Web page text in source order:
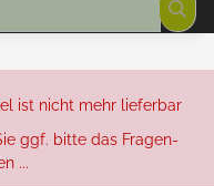
ist nicht mehr lieferbar
ggf. bitte das Fragen-
...